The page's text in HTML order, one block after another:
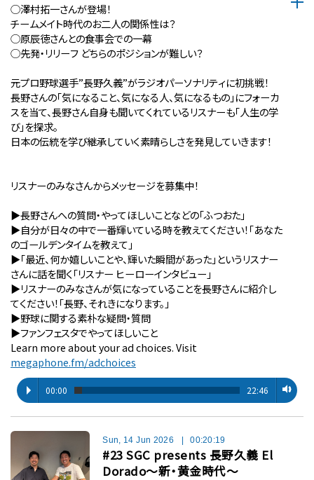
◯澤村拓一さんが登場！
チームメイト時代のお二人の関係性は？
◯原辰徳さんとの食事会での一幕
◯先発・リリーフ どちらのポジションが難しい？
元プロ野球選手”長野久義”がラジオパーソナリティに初挑戦！
長野さんの「気になること、気になる人、気になるもの」にフォーカ
スを当て、長野さん自身も聞いてくれているリスナーも「人生の学
び」を探求。
日本の伝統を学び継承していく素晴らしさを発見していきます！
リスナーのみなさんからメッセージを募集中！
▶︎長野さんへの質問・やってほしいことなどの「ふつおた」
▶︎自分が⽇々の中で⼀番輝いている時を教えてください！「あなた
のゴールデンタイムを教えて」
▶︎「最近、何か嬉しいことや、輝いた瞬間があった」というリスナー
さんに話を聞く「リスナー ヒーローインタビュー」
▶︎リスナーのみなさんが気になっていることを長野さんに紹介し
てください！「長野、それきになります。」
▶︎野球に関する素朴な疑問・質問
▶︎ファンフェスタでやってほしいこと
Learn more about your ad choices. Visit
megaphone.fm/adchoices
00:00 22:46
Sun, 14 Jun 2026 00:20:19
#23 SGC presents 長野久義 El
Dorado〜新・黄金時代〜